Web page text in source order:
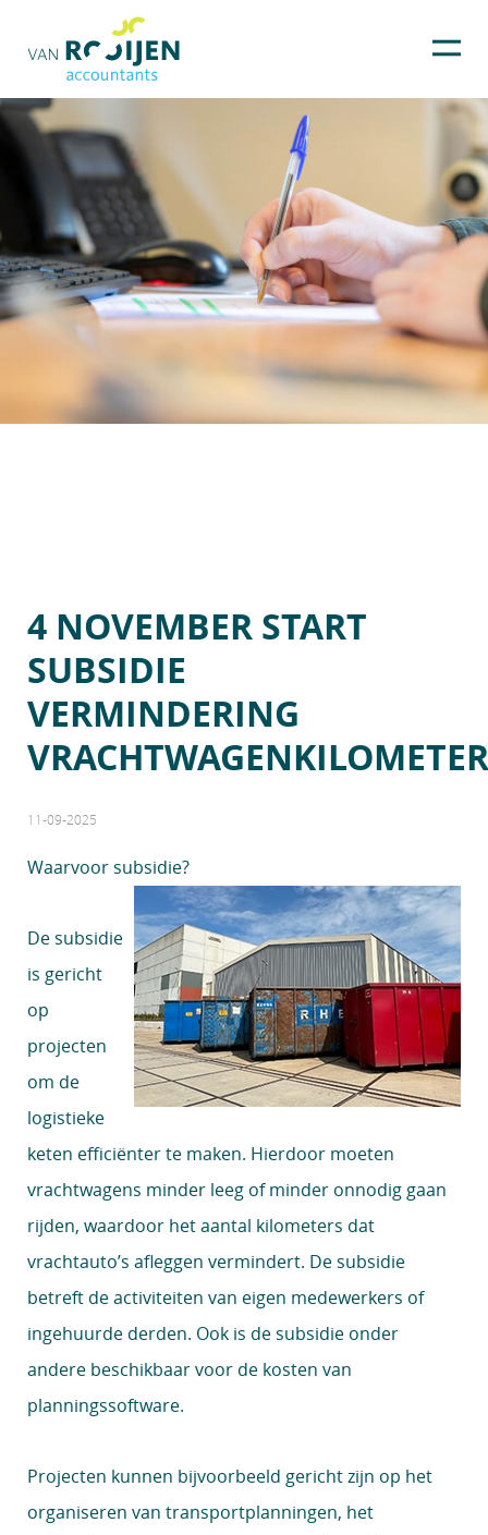
4 NOVEMBER START
SUBSIDIE
VERMINDERING
11-09-2025
Waarvoor subsidie?
De subsidie
is gericht
op
projecten
om de
logistieke
keten efficiënter te maken. Hierdoor moeten
vrachtwagens minder leeg of minder onnodig gaan
rijden, waardoor het aantal kilometers dat
vrachtauto’s afleggen vermindert. De subsidie
betreft de activiteiten van eigen medewerkers of
ingehuurde derden. Ook is de subsidie onder
andere beschikbaar voor de kosten van
planningssoftware.
Projecten kunnen bijvoorbeeld gericht zijn op het
organiseren van transportplanningen, het